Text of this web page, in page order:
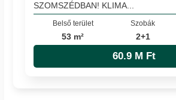
SZOMSZÉDBAN! KLIMA...
Belső terület
53 m²
Szobák
2+1
60.9 M Ft